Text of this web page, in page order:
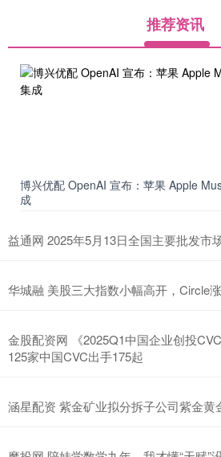
推荐资讯
博兴优配 OpenAI 宣布：苹果 Apple
成
益通网 2025年5月13日全国主要批发市
华城融 美股三大指数小幅高开，Circle
金股配资网 《2025Q1中国企业创投
125家中国CVC出手175起
涵星配资 紫金矿业拟分拆子公司紫金黄